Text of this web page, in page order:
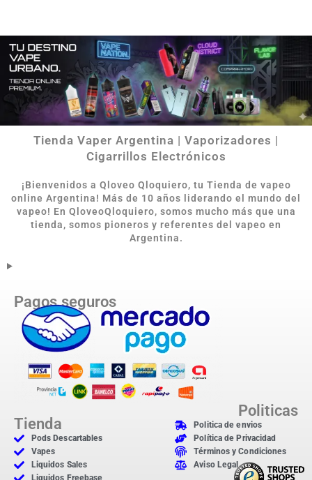
Tienda Vaper Argentina | Vaporizadores |
Cigarrillos Electrónicos
¡Bienvenidos a Qloveo Qloquiero, tu Tienda de vapeo
online Argentina! Más de 10 años liderando el mundo del
vapeo! En QloveoQloquiero, somos mucho más que una
tienda, somos pioneros y referentes del vapeo en
Argentina.
Pagos seguros
Tienda
Pods Descartables
Vapes
Liquidos Sales
Liquidos Freebase
Politicas
Politica de envios
Política de Privacidad
Términos y Condiciones
Aviso Legal